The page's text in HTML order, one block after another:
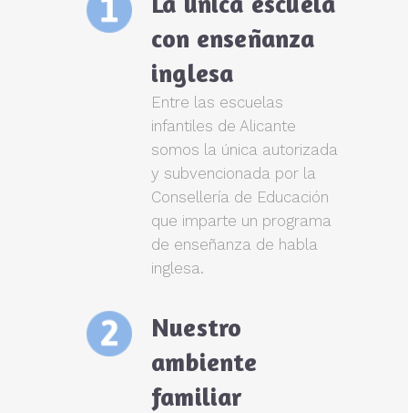
con enseñanza
inglesa
Entre las escuelas
infantiles de Alicante
somos la única autorizada
y subvencionada por la
Consellería de Educación
que imparte un programa
de enseñanza de habla
inglesa.
Nuestro
ambiente
familiar